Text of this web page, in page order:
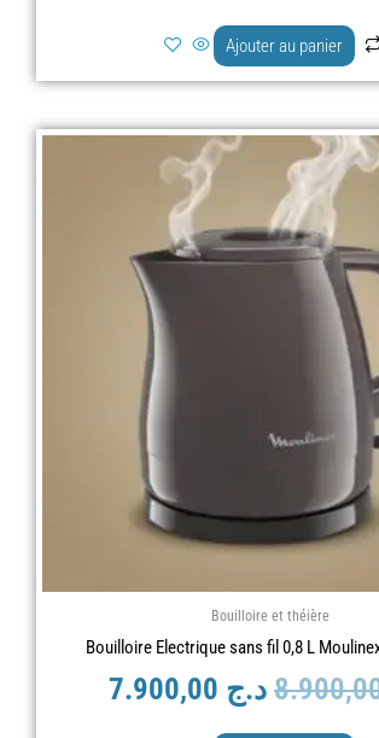
Ajouter au panier
Bouilloire et théière
Bouilloire Electrique sans fil 0,8 L
Le
initial
était :
د.ج
Le